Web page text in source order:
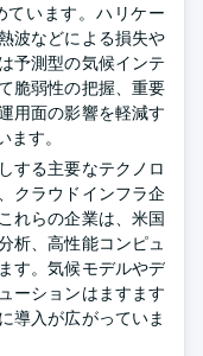
ています。ハリケー
波などによる損失や
予測型の気候インテ
脆弱性の把握、重要
用面の影響を軽減す
す。
する主要なテクノロ
クラウドインフラ企
れらの企業は、米国
析、高性能コンピュ
す。気候モデルやデ
ーションはますます
導入が広がっていま